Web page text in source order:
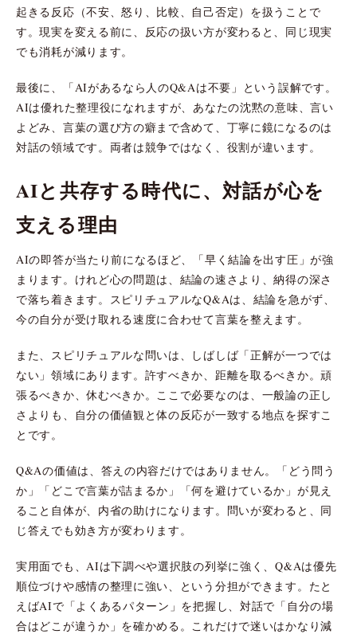
起きる反応（不安、怒り、比較、自己否定）を扱うことで
す。現実を変える前に、反応の扱い方が変わると、同じ現実
でも消耗が減ります。
最後に、「AIがあるなら人のQ&Aは不要」という誤解です。
AIは優れた整理役になれますが、あなたの沈黙の意味、言い
よどみ、言葉の選び方の癖まで含めて、丁寧に鏡になるのは
対話の領域です。両者は競争ではなく、役割が違います。
AIと共存する時代に、対話が心を
支える理由
AIの即答が当たり前になるほど、「早く結論を出す圧」が強
まります。けれど心の問題は、結論の速さより、納得の深さ
で落ち着きます。スピリチュアルなQ&Aは、結論を急がず、
今の自分が受け取れる速度に合わせて言葉を整えます。
また、スピリチュアルな問いは、しばしば「正解が一つでは
ない」領域にあります。許すべきか、距離を取るべきか。頑
張るべきか、休むべきか。ここで必要なのは、一般論の正し
さよりも、自分の価値観と体の反応が一致する地点を探すこ
とです。
Q&Aの価値は、答えの内容だけではありません。「どう問う
か」「どこで言葉が詰まるか」「何を避けているか」が見え
ること自体が、内省の助けになります。問いが変わると、同
じ答えでも効き方が変わります。
実用面でも、AIは下調べや選択肢の列挙に強く、Q&Aは優先
順位づけや感情の整理に強い、という分担ができます。たと
えばAIで「よくあるパターン」を把握し、対話で「自分の場
合はどこが違うか」を確かめる。これだけで迷いはかなり減